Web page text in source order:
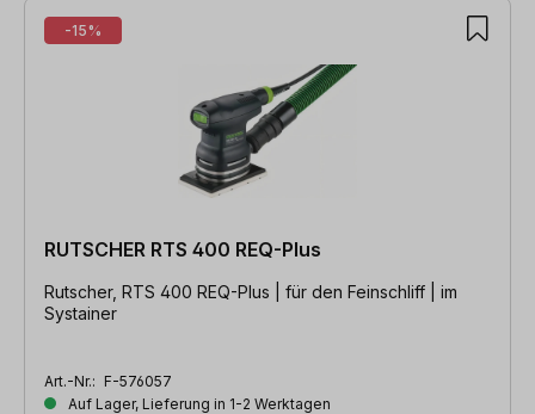
-15%
RUTSCHER RTS 400 REQ-Plus
Rutscher, RTS 400 REQ-Plus | für den Feinschliff | im
Systainer
Art.-Nr.: F-576057
Auf Lager, Lieferung in 1-2 Werktagen